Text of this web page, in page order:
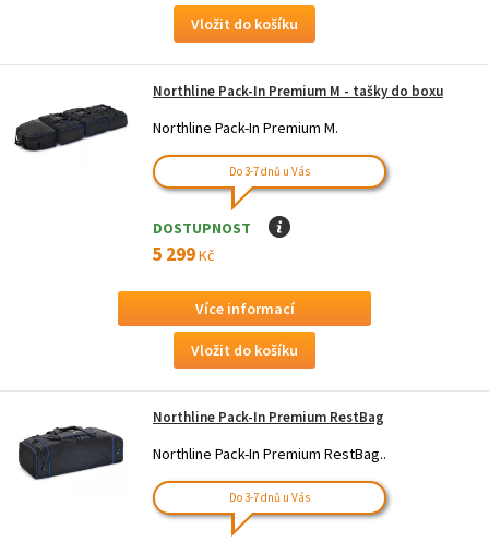
Northline Pack-In Premium M - tašky do boxu
Northline Pack-In Premium M.
Do 3-7 dnů u Vás
DOSTUPNOST I
5 299Kč
Více informací
Northline Pack-In Premium RestBag
Northline Pack-In Premium RestBag..
Do 3-7 dnů u Vás